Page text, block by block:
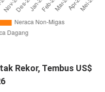
Rekor, Tembus US$